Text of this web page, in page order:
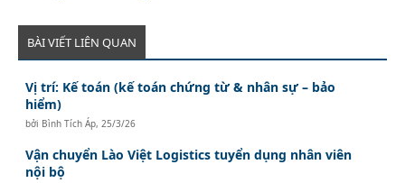
BÀI VIẾT LIÊN QUAN
Vị trí: Kế toán (kế toán chứng từ & nhân sự – bảo
hiểm)
bởi Bình Tích Áp, 25/3/26
Vận chuyển Lào Việt Logistics tuyển dụng nhân viên
nội bộ